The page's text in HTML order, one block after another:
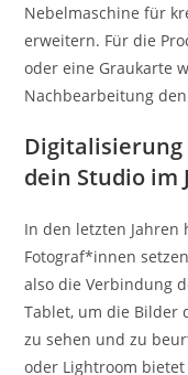
Nebelmaschine für
erweitern. Für die
oder eine Graukarte
Nachbearbeitung
dein Studio im
In den letzten
Fotograf*innen
also die Verbindung
Tablet, um die Bilder
zu sehen und zu
oder Lightroom